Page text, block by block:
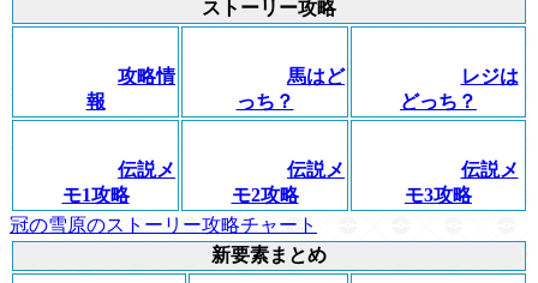
ストーリー攻略
攻略情
報
馬はど
っち？
レジは
どっち？
伝説メ
モ1攻略
伝説メ
モ2攻略
伝説メ
モ3攻略
冠の雪原のストーリー攻略チャート
新要素まとめ